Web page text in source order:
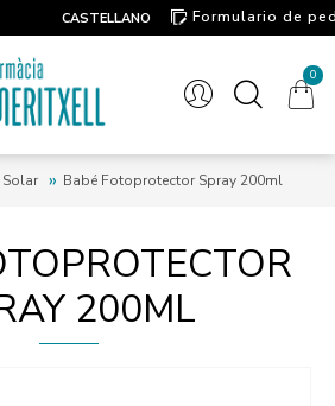
CASTELLANO
Formulario de
0
Solar Babé Fotoprotector Spray 200ml
200ML